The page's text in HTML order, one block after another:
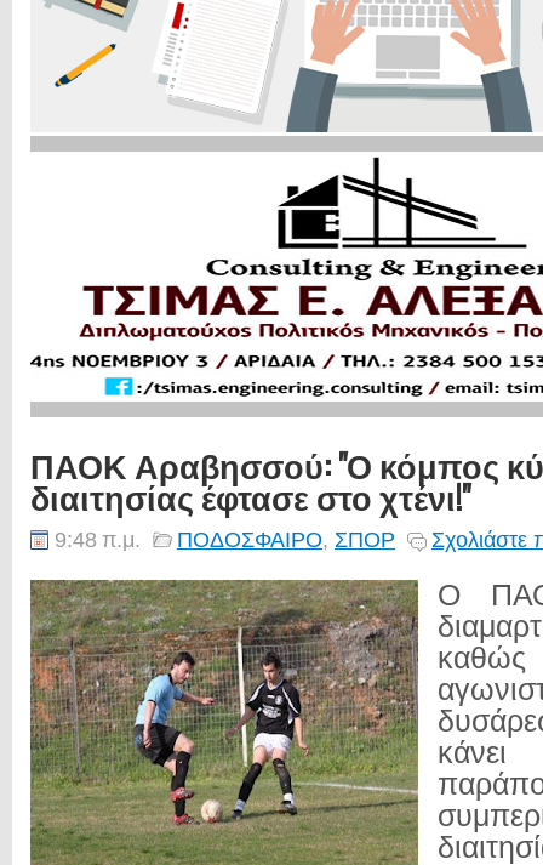
ΠΑΟΚ Αραβησσού: "Ο κόμπος
διαιτησίας έφτασε στο χτένι!"
9:48 π.μ. ΠΟΔΟΣΦΑΙΡΟ, ΣΠΟΡ Σχολιάστε
Ο
καθώς